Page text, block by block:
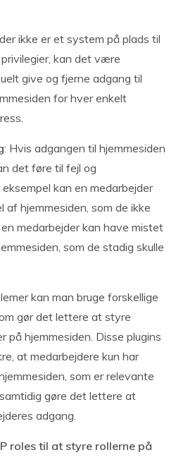
ikke er et system på plads til
kan det være
give og fjerne adgang til
for hver enkelt
: Hvis adgangen til hjemmesiden
det føre til fejl og
kan en medarbejder
af hjemmesiden, som de ikke
medarbejder kan have mistet
som de stadig skulle
kan man bruge forskellige
gør det lettere at styre
på hjemmesiden. Disse plugins
at medarbejdere kun har
som er relevante
gøre det lettere at
adgang.
roles til at styre rollerne på